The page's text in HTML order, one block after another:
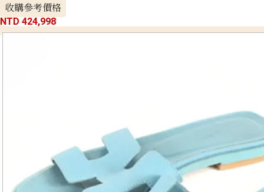
收購參考價格
NTD 424,998